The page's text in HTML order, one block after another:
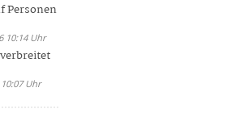
Personen
10:14 Uhr
Uhr